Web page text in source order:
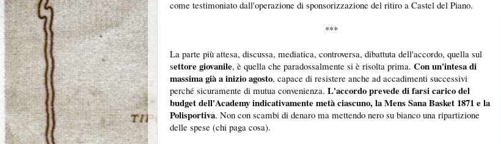
come testimoniato dall'operazione di sponsorizzazione del ritiro a Castel del Piano.
***
La parte più attesa, discussa, mediatica, controversa, dibattuta dell'accordo, quella sul
settore giovanile, è quella che paradossalmente si è risolta prima. Con un'intesa di
massima già a inizio agosto, capace di resistere anche ad accadimenti successivi
perché sicuramente di mutua convenienza. L'accordo prevede di farsi carico del
budget dell'Academy indicativamente metà ciascuno, la Mens Sana Basket 1871 e la
Polisportiva. Non con scambi di denaro ma mettendo nero su bianco una ripartizione
delle spese (chi paga cosa).